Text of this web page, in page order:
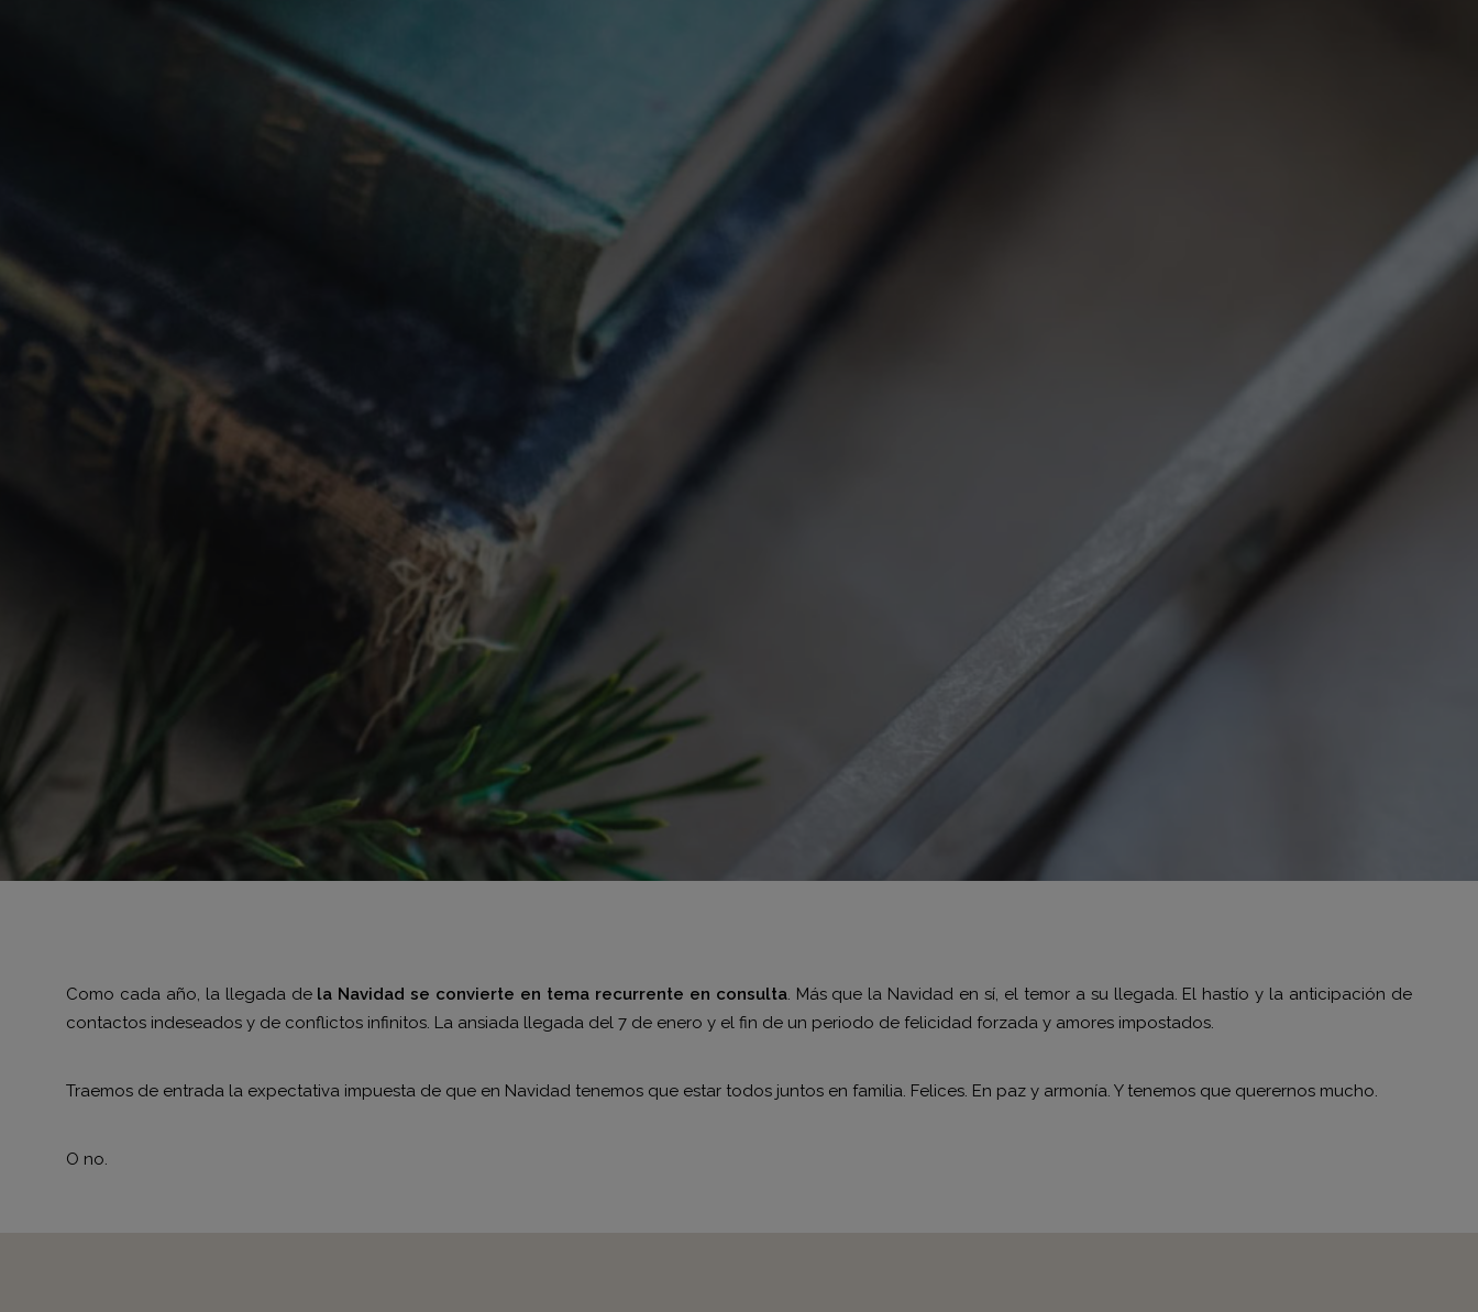
Como cada año, la llegada de la Navidad se convierte en tema recurrente en consulta. Más que la Navidad en sí, el temor a su llegada. El hastío y la anticipación de
contactos indeseados y de conflictos infinitos. La ansiada llegada del 7 de enero y el fin de un periodo de felicidad forzada y amores impostados.
Traemos de entrada la expectativa impuesta de que en Navidad tenemos que estar todos juntos en familia. Felices. En paz y armonía. Y tenemos que querernos mucho.
O no.